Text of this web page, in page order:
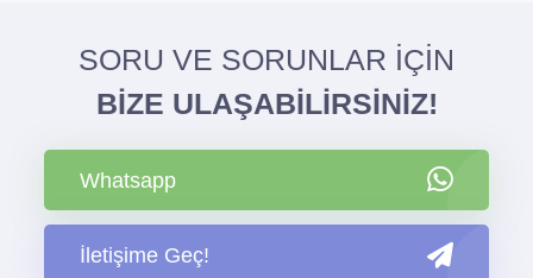
SORU VE SORUNLAR İÇİN
BİZE ULAŞABİLİRSİNİZ!
Whatsapp
İletişime Geç!